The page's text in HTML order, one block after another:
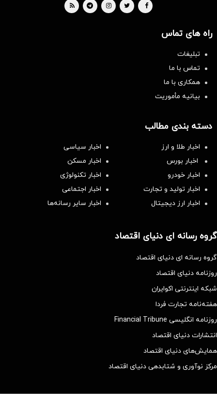
راه های تماس
تبلیغات
تماس با ما
همکاری با ما
بیانیه مأموریت
دسته بندی مطالب
اخبار طلا و ارز
اخبار سیاسی
اخبار بورس
اخبار مسکن
اخبار خودرو
اخبار تکنولوژی
اخبار تولید و تجارت
اخبار اجتماعی
اخبار ارز دیجیتال
اخبار سایر رسانه‌‌ها
گروه رسانه ای دنیای اقتصاد
گروه رسانه ای دنیای اقتصاد
روزنامه دنیای اقتصاد
شبکه اینترنتی اکوایران
هفته‌نامه تجارت فردا
روزنامه انگلیسی Financial Tribune
انتشارات دنیای اقتصاد
همایش‌های دنیای اقتصاد
مرکز نوآوری و شتابدهی دنیای اقتصاد